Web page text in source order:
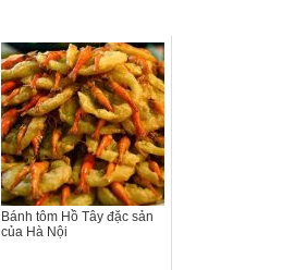
Bánh tôm Hồ Tây đặc sản
của Hà Nội